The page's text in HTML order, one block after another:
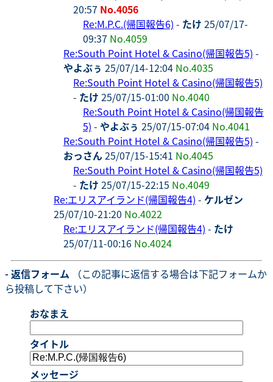
20:57 No.4056
Re:M.P.C.(帰国報告6) - たけ 25/07/17-
09:37 No.4059
Re:South Point Hotel & Casino(帰国報告5) -
やよぶぅ 25/07/14-12:04 No.4035
Re:South Point Hotel & Casino(帰国報告5)
- たけ 25/07/15-01:00 No.4040
Re:South Point Hotel & Casino(帰国報告
5) - やよぶぅ 25/07/15-07:04 No.4041
Re:South Point Hotel & Casino(帰国報告5) -
おっさん25/07/15-15:41 No.4045
Re:South Point Hotel & Casino(帰国報告5)
- たけ 25/07/15-22:15 No.4049
Re:エリスアイランド(帰国報告4) - ケルゼン
25/07/10-21:20 No.4022
Re:エリスアイランド(帰国報告4) - たけ
25/07/11-00:16 No.4024
- 返信フォーム （この記事に返信する場合は下記フォームか
ら投稿して下さい）
おなまえ
タイトル
メッセージ